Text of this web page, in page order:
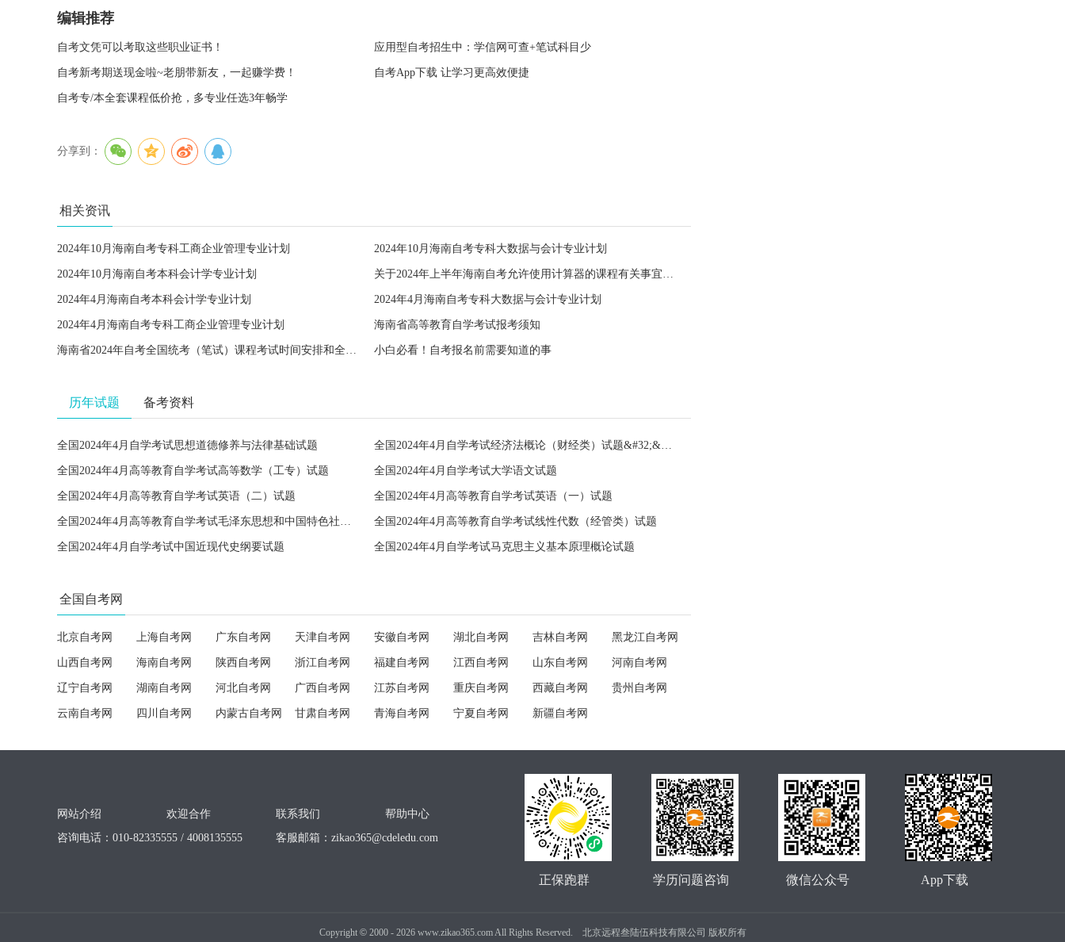
编辑推荐
自考文凭可以考取这些职业证书！ 应用型自考招生中：学信网可查+笔试科目少
自考新考期送现金啦~老朋带新友，一起赚学费！ 自考App下载 让学习更高效便捷
自考专/本全套课程低价抢，多专业任选3年畅学
分享到：
相关资讯
2024年10月海南自考专科工商企业管理专业计划 2024年10月海南自考专科大数据与会计专业计划
2024年10月海南自考本科会计学专业计划 关于2024年上半年海南自考允许使用计算器的课程有关事宜的公告
2024年4月海南自考本科会计学专业计划 2024年4月海南自考专科大数据与会计专业计划
2024年4月海南自考专科工商企业管理专业计划 海南省高等教育自学考试报考须知
海南省2024年自考全国统考（笔试）课程考试时间安排和全国统考课程使用教材的公告 小白必看！自考报名前需要知道的事
历年试题 备考资料
全国2024年4月自学考试思想道德修养与法律基础试题 全国2024年4月自学考试经济法概论（财经类）试题&#32;&#32;
全国2024年4月高等教育自学考试高等数学（工专）试题 全国2024年4月自学考试大学语文试题
全国2024年4月高等教育自学考试英语（二）试题 全国2024年4月高等教育自学考试英语（一）试题
全国2024年4月高等教育自学考试毛泽东思想和中国特色社会主义理论体系概论试题 全国2024年4月高等教育自学考试线性代数（经管类）试题
全国2024年4月自学考试中国近现代史纲要试题 全国2024年4月自学考试马克思主义基本原理概论试题
全国自考网
北京自考网 上海自考网 广东自考网 天津自考网 安徽自考网 湖北自考网 吉林自考网 黑龙江自考网
山西自考网 海南自考网 陕西自考网 浙江自考网 福建自考网 江西自考网 山东自考网 河南自考网
辽宁自考网 湖南自考网 河北自考网 广西自考网 江苏自考网 重庆自考网 西藏自考网 贵州自考网
云南自考网 四川自考网 内蒙古自考网 甘肃自考网 青海自考网 宁夏自考网 新疆自考网
网站介绍 欢迎合作 联系我们
帮助中心
咨询电话：010-82335555 / 4008135555
客服邮箱： zikao365@cdeledu.com
App下载
微信公众号
学历问题咨询
正保跑群
Copyright ©2000 - 2026www.zikao365.com All Rights Reserved. 北京远程叁陆伍科技有限公司 版权所有